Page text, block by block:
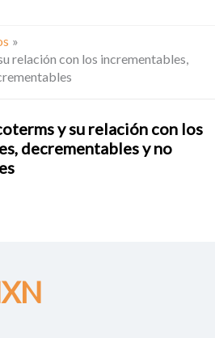
relación con los incrementables,
y su relación con los
decrementables y no